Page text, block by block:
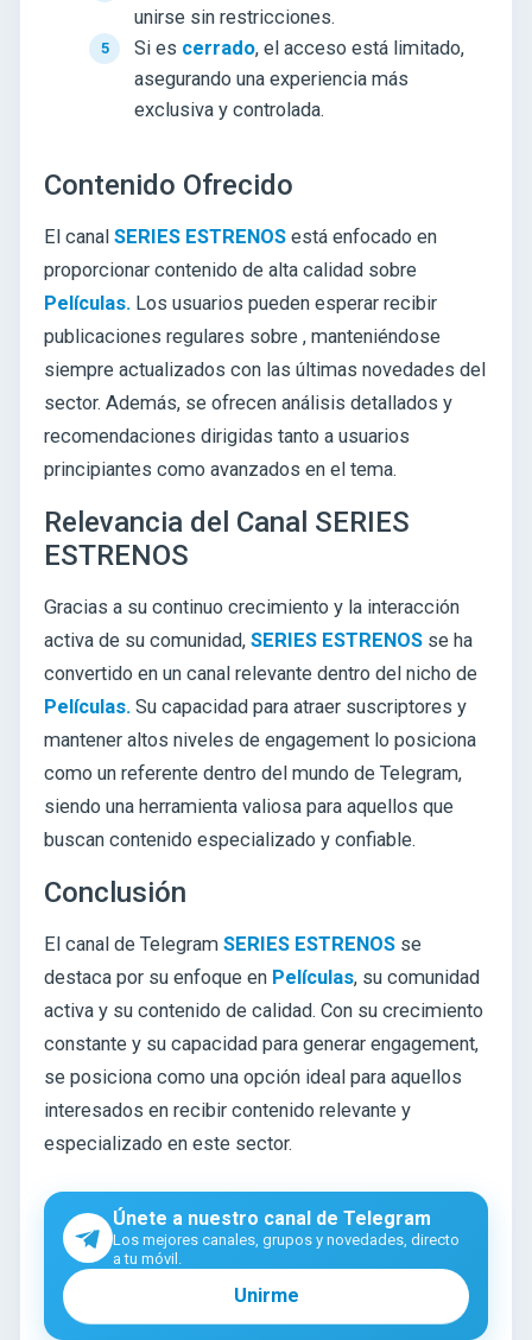
unirse sin restricciones.
Si es cerrado, el acceso está limitado,
asegurando una experiencia más
exclusiva y controlada.
Contenido Ofrecido
El canal SERIES ESTRENOS está enfocado en
proporcionar contenido de alta calidad sobre
Películas. Los usuarios pueden esperar recibir
publicaciones regulares sobre , manteniéndose
siempre actualizados con las últimas novedades del
sector. Además, se ofrecen análisis detallados y
recomendaciones dirigidas tanto a usuarios
principiantes como avanzados en el tema.
Relevancia del Canal SERIES
ESTRENOS
Gracias a su continuo crecimiento y la interacción
activa de su comunidad, SERIES ESTRENOS se ha
convertido en un canal relevante dentro del nicho de
Películas. Su capacidad para atraer suscriptores y
mantener altos niveles de engagement lo posiciona
como un referente dentro del mundo de Telegram,
siendo una herramienta valiosa para aquellos que
buscan contenido especializado y confiable.
Conclusión
El canal de Telegram SERIES ESTRENOS se
destaca por su enfoque en Películas, su comunidad
activa y su contenido de calidad. Con su crecimiento
constante y su capacidad para generar engagement,
se posiciona como una opción ideal para aquellos
interesados en recibir contenido relevante y
especializado en este sector.
Únete a nuestro canal de Telegram
Los mejores canales, grupos y novedades, directo
a tu móvil.
Unirme